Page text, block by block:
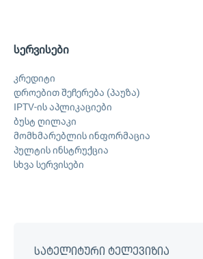
სერვისები
კრედიტი
დროებით შეჩერება (პაუზა)
IPTV-ის აპლიკაციები
ბუსტ ღილაკი
მომხმარებლის ინფორმაცია
პულტის ინსტრუქცია
სხვა სერვისები
სატელიტური ტელევიზია